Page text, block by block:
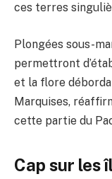
ces terres
Plongées sous-
permettront
et la flore
Marquises,
cette partie du
Cap sur les